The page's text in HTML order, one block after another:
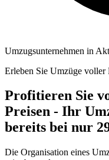
Umzugsunternehmen in
Erleben Sie Umzüge voller
Profitieren Sie
Preisen - Ihr
bereits bei nur
Die Organisation eines